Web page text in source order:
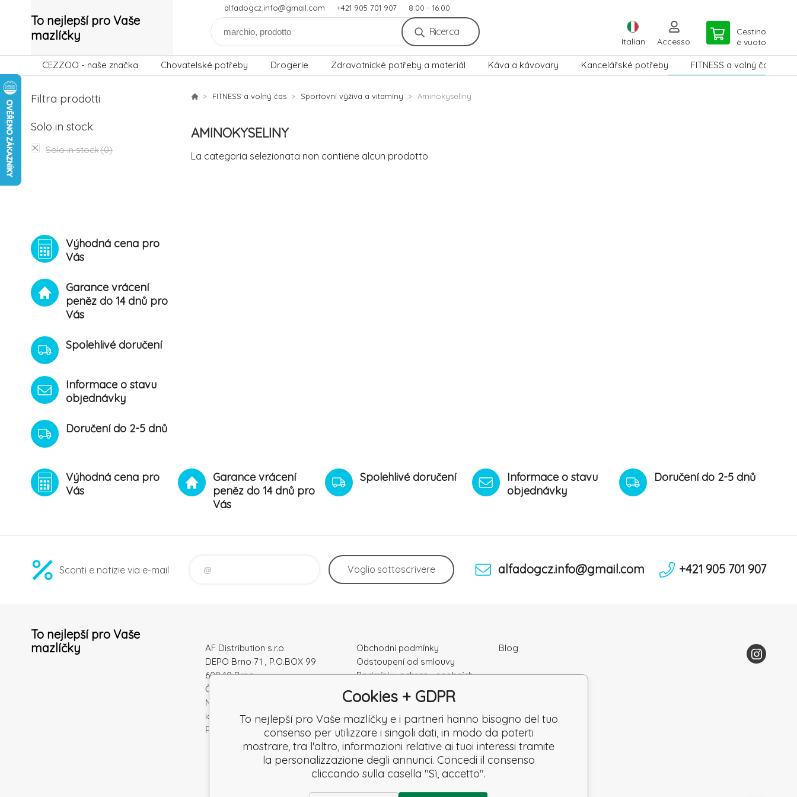
To nejlepší pro Vaše
mazlíčky
alfadogcz.info@gmail.com +421 905 701 907 8:00 - 16:00
Ricerca
Italian Accesso
Cestino
è vuoto
CEZZOO - naše značka Chovatelské potřeby Drogerie Zdravotnické potřeby a materiál Káva a kávovary Kancelářské potřeby FITNESS a volný čas
Filtra prodotti
Solo in stock
Solo in stock(0)
Výhodná cena pro
Vás
Garance vrácení
peněz do 14 dnů pro
Vás
Spolehlivé doručení
Informace o stavu
objednávky
Doručení do 2-5 dnů
FITNESS a volný čas Sportovní výživa a vitamíny Aminokyseliny
AMINOKYSELINY
La categoria selezionata non contiene alcun prodotto
Výhodná cena pro
Vás
Garance vrácení
peněz do 14 dnů pro
Vás
Spolehlivé doručení
Informace o stavu
objednávky
Doručení do 2-5 dnů
Sconti e notizie via e-mail Voglio sottoscrivere alfadogcz.info@gmail.com +421 905 701 907
To nejlepší pro Vaše
mazlíčky
AF Distribution s.r.o.
DEPO Brno 71 , P.O.BOX 99
600 10 Brno
Česká republika
Numero di
identificazione: 52010180
Partita IVA: SK2120864328
Obchodní podmínky
Odstoupení od smlouvy
Podmínky ochrany osobních
údajú
Kontakty
Záruka a Reklamace
Reklamační formulář
Denuncia
Revisione
Blog
Cookies + GDPR
To nejlepší pro Vaše mazlíčky e i partneri hanno bisogno del tuo
consenso per utilizzare i singoli dati, in modo da poterti
mostrare, tra l'altro, informazioni relative ai tuoi interessi tramite
la personalizzazione degli annunci. Concedi il consenso
cliccando sulla casella "Sì, accetto".